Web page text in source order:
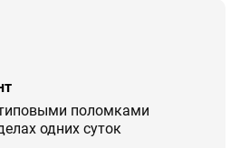
поломками
одних суток